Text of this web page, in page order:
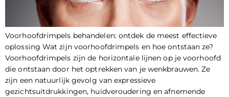
Voorhoofdrimpels behandelen: ontdek de meest effectieve
oplossing Wat zijn voorhoofdrimpels en hoe ontstaan ze?
Voorhoofdrimpels zijn de horizontale lijnen op je voorhoofd
die ontstaan door het optrekken van je wenkbrauwen. Ze
zijn een natuurlijk gevolg van expressieve
gezichtsuitdrukkingen, huidveroudering en afnemende